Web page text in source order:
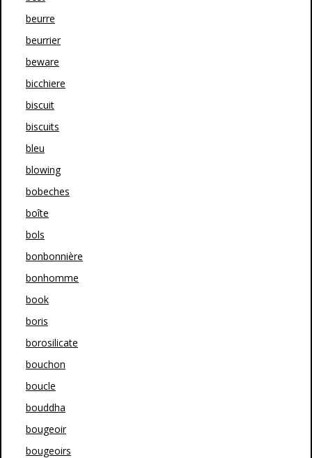
beurre
beurrier
beware
bicchiere
biscuit
biscuits
bleu
blowing
bobeches
boîte
bols
bonbonnière
bonhomme
book
boris
borosilicate
bouchon
boucle
bouddha
bougeoir
bougeoirs